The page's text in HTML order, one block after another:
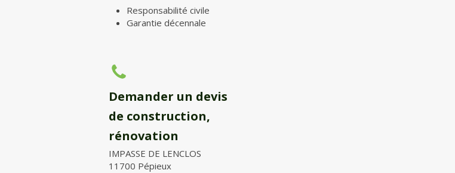
Responsabilité civile
Garantie décennale
Demander un devis
de construction,
rénovation
IMPASSE DE LENCLOS
11700 Pépieux